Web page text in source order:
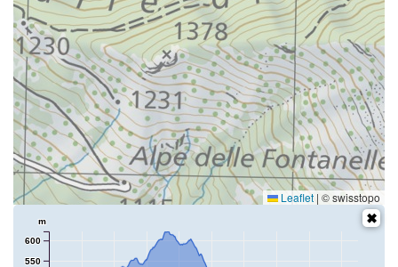
Leaflet | © swisstopo
550
600
m